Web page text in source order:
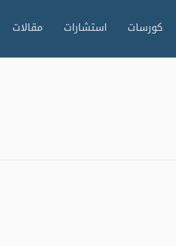
كورسات استشارات مقالات